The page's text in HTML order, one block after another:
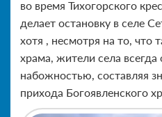
во время Тихогорского
делает остановку в селе
хотя , несмотря на то, что
храма, жители села всегда
набожностью, составляя
прихода Богоявленского